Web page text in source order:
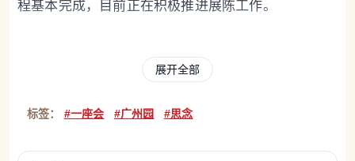
程基本完成，目前正在积极推进展陈工作。
圳、厦门、济南等多座城市的园博园中。每一次亮
林的想象。在温州园博园，位于A1展位的广州园，与
展开全部
标签： #一座会 #广州园 #思念